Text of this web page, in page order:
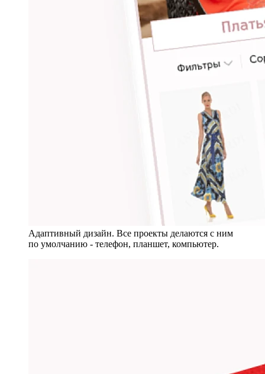
Адаптивный дизайн. Все проекты делаются с ним
по умолчанию - телефон, планшет, компьютер.